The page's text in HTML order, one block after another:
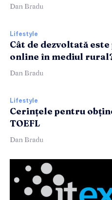
Dan Bradu
Lifestyle
Cât de dezvoltată este
online în mediul
Dan Bradu
Lifestyle
Cerințele pentru
TOEFL
Dan Bradu